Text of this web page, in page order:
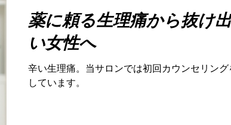
薬に頼る生理痛から抜け
い女性へ
辛い生理痛。当サロンでは初回カウンセリング
しています。